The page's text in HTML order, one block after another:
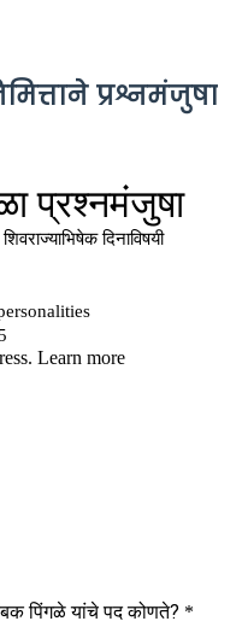
प्रश्नमंजुषा